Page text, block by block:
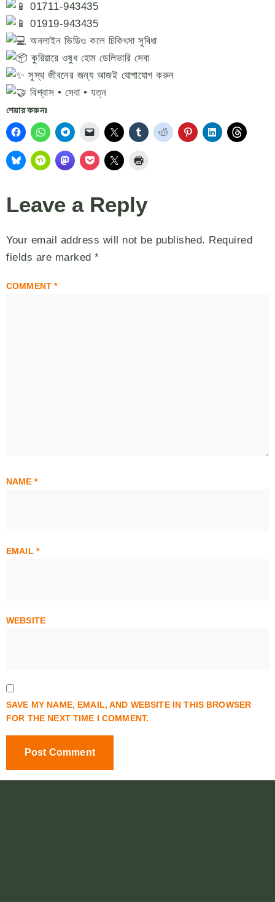
01711-943435
01919-943435
অনলাইন ভিডিও কলে চিকিৎসা সুবিধা
কুরিয়ারে ওষুধ হোম ডেলিভারি সেবা
সুস্থ জীবনের জন্য আজই যোগাযোগ করুন
বিশ্বাস • সেবা • যত্ন
শেয়ার করুনঃ
Leave a Reply
Your email address will not be published. Required
fields are marked *
COMMENT*
NAME *
EMAIL *
WEBSITE
SAVE MY NAME, EMAIL, AND WEBSITE IN THIS BROWSER
FOR THE NEXT TIME I COMMENT.